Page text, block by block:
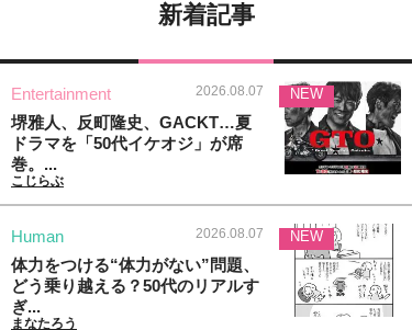
新着記事
Entertainment 2026.08.07
堺雅人、反町隆史、GACKT…夏
ドラマを「50代イケオジ」が席
巻。...
こじらぶ
NEW
Human 2026.08.07
体力をつける“体力がない”問題、
どう乗り越える？50代のリアルす
ぎ...
まなたろう
NEW